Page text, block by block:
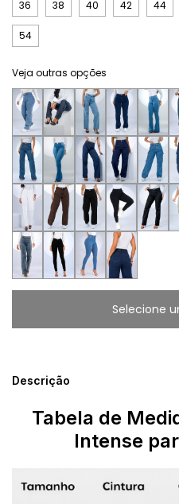
36
38 40 42 44
54
Veja outras opções
Descrição
Tabela de
Intense